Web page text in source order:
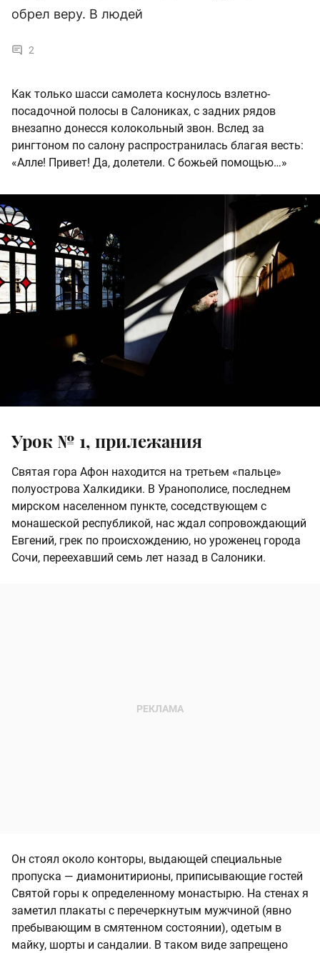
обрел веру. В людей
2
Как только шасси самолета коснулось взлетно-
посадочной полосы в Салониках, с задних рядов
внезапно донесся колокольный звон. Вслед за
рингтоном по салону распространилась благая весть:
«Алле! Привет! Да, долетели. С божьей помощью…»
Урок № 1, прилежания
Святая гора Афон находится на третьем «пальце»
полуострова Халкидики. В Уранополисе, последнем
мирском населенном пункте, соседствующем с
монашеской республикой, нас ждал сопровождающий
Евгений, грек по происхождению, но уроженец города
Сочи, переехавший семь лет назад в Салоники.
Он стоял около конторы, выдающей специальные
пропуска — диамонитирионы, приписывающие гостей
Святой горы к определенному монастырю. На стенах я
заметил плакаты с перечеркнутым мужчиной (явно
пребывающим в смятенном состоянии), одетым в
майку, шорты и сандалии. В таком виде запрещено